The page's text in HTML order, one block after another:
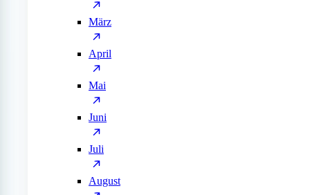
März
April
Mai
Juni
Juli
August